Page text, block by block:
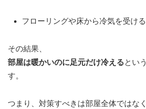
フローリングや床から冷気を受ける
その結果、
部屋は暖かいのに足元だけ冷えるとい
す。
つまり、対策すべきは部屋全体ではなく